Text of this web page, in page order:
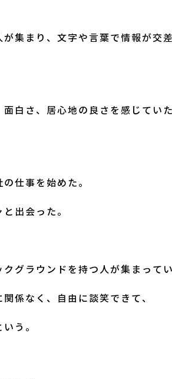
集まり、文字や言葉で情報が交
白さ、居心地の良さを感じてい
仕事を始めた。
出会った。
グラウンドを持つ人が集まって
係なく、自由に談笑できて、
う。